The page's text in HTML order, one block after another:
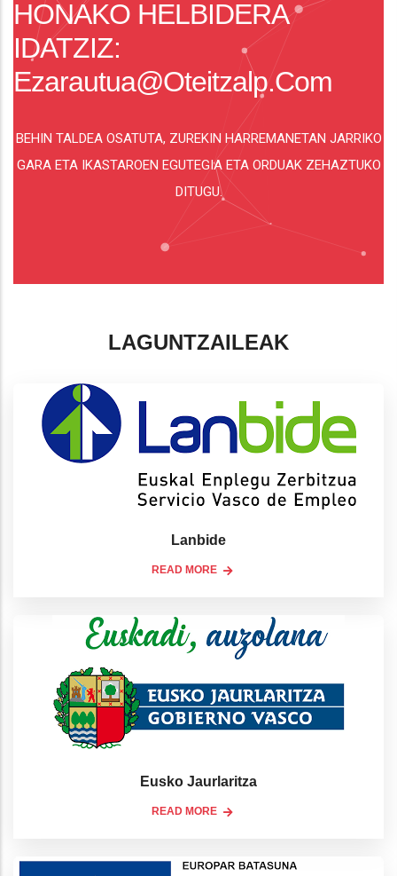
HONAKO HELBIDERA
IDATZIZ:
Ezarautua@oteitzalp.com
BEHIN TALDEA OSATUTA, ZUREKIN HARREMANETAN JARRIKO
GARA ETA IKASTAROEN EGUTEGIA ETA ORDUAK ZEHAZTUKO
DITUGU.
LAGUNTZAILEAK
Lanbide
READ MORE
Eusko Jaurlaritza
READ MORE